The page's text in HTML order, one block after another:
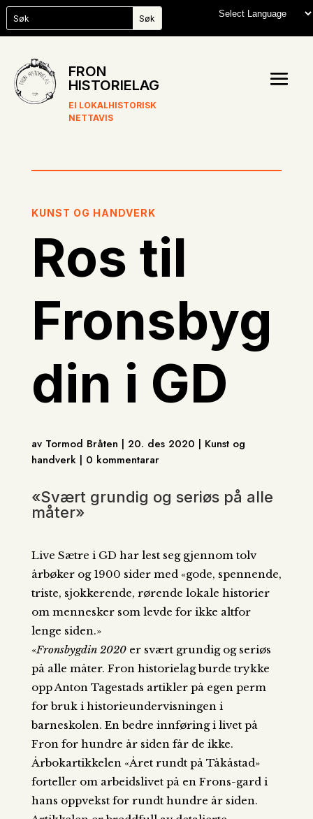
FRON
HISTORIELAG
EI LOKALHISTORISK
NETTAVIS
KUNST OG HANDVERK
Ros til
Fronsbyg
din i GD
av Tormod Bråten | 20. des 2020 | Kunst og
handverk | 0 kommentarar
«Svært grundig og seriøs på alle
måter»
Live Sætre i GD har lest seg gjennom tolv
årbøker og 1900 sider med «gode, spennende,
triste, sjokkerende, rørende lokale historier
om mennesker som levde for ikke altfor
lenge siden.»
«Fronsbygdin 2020er svært grundig og seriøs
på alle måter. Fron historielag burde trykke
opp Anton Tagestads artikler på egen perm
for bruk i historieundervisningen i
barneskolen. En bedre innføring i livet på
Fron for hundre år siden får de ikke.
Årbokartikkelen «Året rundt på Tåkåstad»
forteller om arbeidslivet på en Frons-gard i
hans oppvekst for rundt hundre år siden.